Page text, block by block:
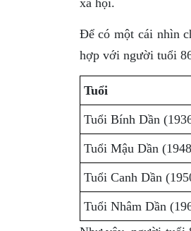
Để có một cái nhìn
hợp với người tuổi
Tuổi
Tuổi Bính Dần
Tuổi Mậu Dần
Tuổi Canh Dần
Tuổi Nhâm Dần